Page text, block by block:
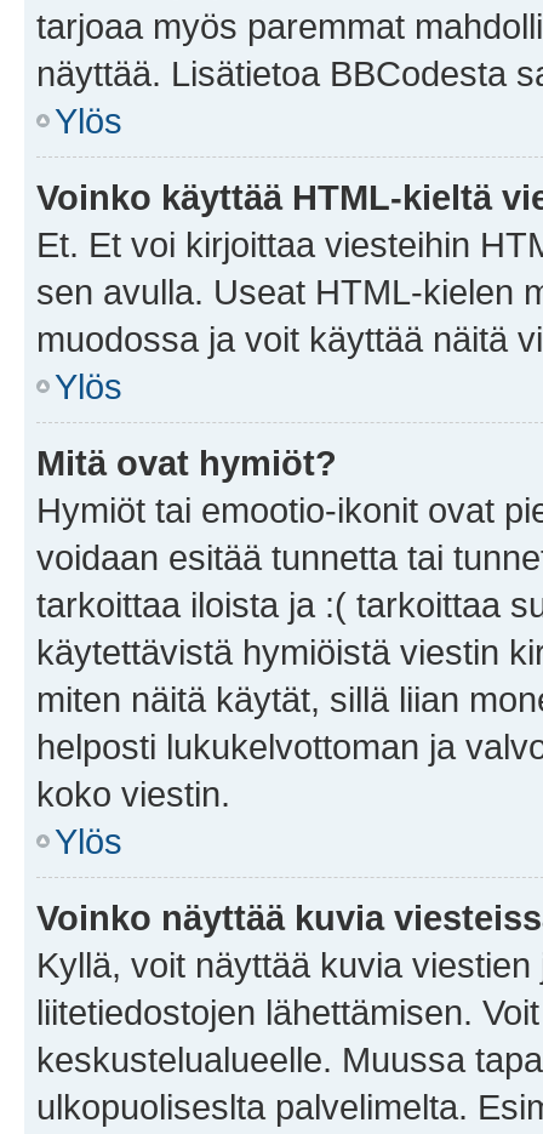
tarjoaa myös paremmat
näyttää. Lisätietoa BBCodesta
Ylös
Voinko käyttää HTML-kieltä
Et. Et voi kirjoittaa viesteihin
sen avulla. Useat HTML-kielen
muodossa ja voit käyttää näitä
Ylös
Mitä ovat hymiöt?
Hymiöt tai emootio-ikonit ovat
voidaan esitää tunnetta tai
tarkoittaa iloista ja :( tarkoittaa
käytettävistä hymiöistä viestin
miten näitä käytät, sillä liian
helposti lukukelvottoman ja
koko viestin.
Ylös
Voinko näyttää kuvia
Kyllä, voit näyttää kuvia
liitetiedostojen lähettämisen.
keskustelualueelle. Muussa
ulkopuoliseslta palvelimelta.